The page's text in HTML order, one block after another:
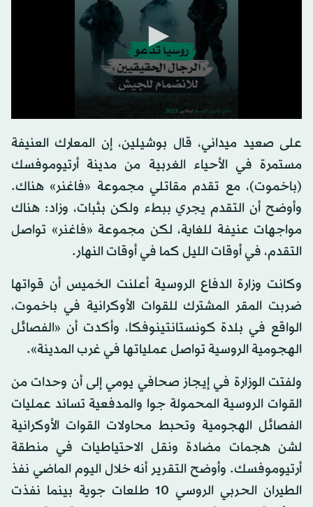
على صعيد ميداني، قال بوشيلين، إن المعارك العنيفة
مستمرة في الأحياء الغربية من مدينة أرتيوموفسك
(باخموت)، مع تقدم مقاتلي مجموعة «فاغنر» هناك.
وأوضح أن التقدم يجري ببطء ولكن بثبات، وزاد: هناك
مواجهات عنيفة للغاية، لكن مجموعة «فاغنر» تواصل
التقدم، في أوقات الليل كما في أوقات النهار.
وكانت وزارة الدفاع الروسية أعلنت الخميس أن قواتها
ضربت المقر المشترك للقوات الأوكرانية في باخموت،
الواقع في بلدة كونستانتينوفكا، وأكدت أن «الفصائل
الهجومية الروسية تواصل عملياتها في غرب المدينة».
ولفتت الوزارة في إيجاز صحافي يومي إلى أن وحدات من
القوات الروسية المحمولة جوا والمدفعية تساند عمليات
الفصائل الهجومية وتحبط محاولات القوات الأوكرانية
لشن هجمات مضادة ونقل الاحتياطيات في منطقة
أرتيوموفسك. وأوضح التقرير أنه خلال اليوم الماضي نفذ
الطيران الحربي الروسي 10 طلعات جوية بينما نفذت